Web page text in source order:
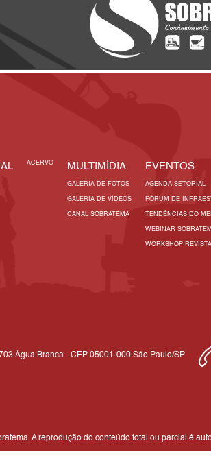
ACERVO MULTIMÍDIA
GALERIA DE FOTOS
GALERIA DE VÍDEOS
CANAL SOBRATEMA
EVENTOS
AGENDA SETORIAL
FÓRUM DE
TENDÊNCIAS DO
WEBINAR
WORKSHOP REVISTA
Água Branca - CEP 05001-000 São Paulo/SP
A reprodução do conteúdo total ou parcial é